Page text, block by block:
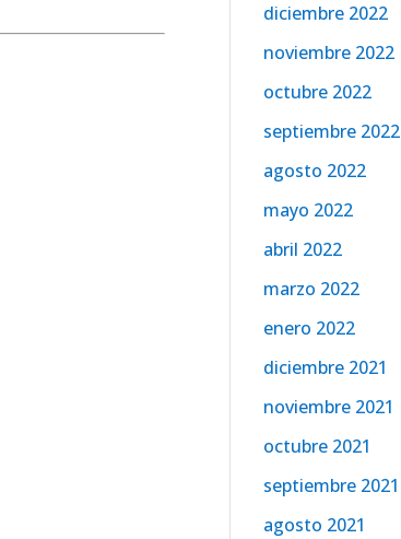
diciembre 2022
noviembre 2022
octubre 2022
septiembre 2022
agosto 2022
mayo 2022
abril 2022
marzo 2022
enero 2022
diciembre 2021
noviembre 2021
octubre 2021
septiembre 2021
agosto 2021